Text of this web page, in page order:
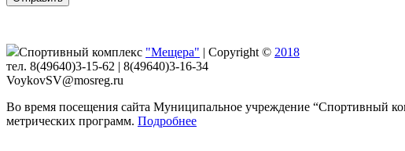
Спортивный комплекс "Мещера" | Copyright © 2018
тел. 8(49640)3-15-62 | 8(49640)3-16-34
VoykovSV@mosreg.ru
Во время посещения сайта Муниципальное учреждение “Спортивный
метрических программ. Подробнее